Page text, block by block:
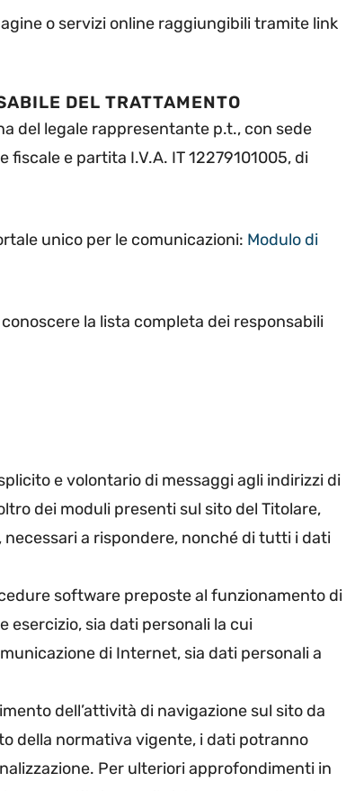
o servizi online raggiungibili tramite link
DEL TRATTAMENTO
del legale rappresentante p.t., con sede
fiscale e partita I.V.A. IT 12279101005, di
unico per le comunicazioni: Modulo di
la lista completa dei responsabili
e volontario di messaggi agli indirizzi di
dei moduli presenti sul sito del Titolare,
a rispondere, nonché di tutti i dati
software preposte al funzionamento di
esercizio, sia dati personali la cui
di Internet, sia dati personali a
dell’attività di navigazione sul sito da
della normativa vigente, i dati potranno
Per ulteriori approfondimenti in